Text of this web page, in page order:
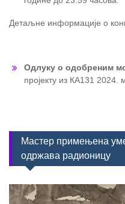
Детаљне информације о
Одлуку о одобреним
пројекту из КА131 2024.
Мастер примењена
одржава радионицу